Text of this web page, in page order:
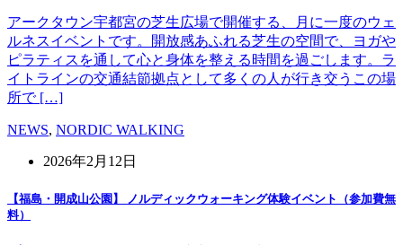
アークタウン宇都宮の芝生広場で開催する、月に一度のウェ
ルネスイベントです。開放感あふれる芝生の空間で、ヨガや
ピラティスを通して心と身体を整える時間を過ごします。ラ
イトラインの交通結節拠点として多くの人が行き交うこの場
所で […]
NEWS, NORDIC WALKING
2026年2月12日
【福島・開成山公園】 ノルディックウォーキング体験イベント（参加費無
料）